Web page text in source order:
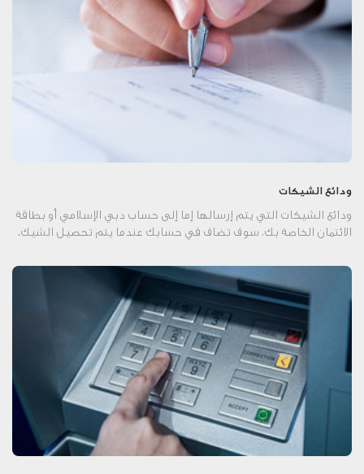
ودائع الشيكات
ودائع الشيكات التي يتم إرسالها إما إلى حساب دبي الإسلامي أو بطاقة
الائتمان الخاصة بك، سوف تضاف في حسابك عندما يتم تحصيل الشيك.